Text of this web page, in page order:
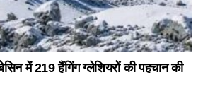
में 219 हैंगिंग ग्लेशियरों की पहचान की